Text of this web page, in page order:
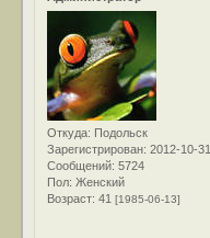
Откуда: Подольск
Зарегистрирован: 2012-10-31
Сообщений: 5724
Пол: Женский
Возраст: 41[1985-06-13]